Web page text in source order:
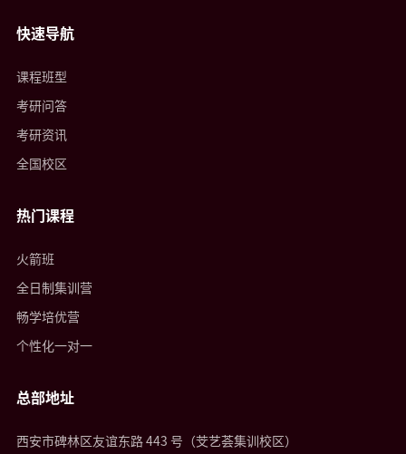
快速导航
课程班型
考研问答
考研资讯
全国校区
热门课程
火箭班
全日制集训营
畅学培优营
个性化一对一
总部地址
西安市碑林区友谊东路 443 号（芠艺荟集训校区）